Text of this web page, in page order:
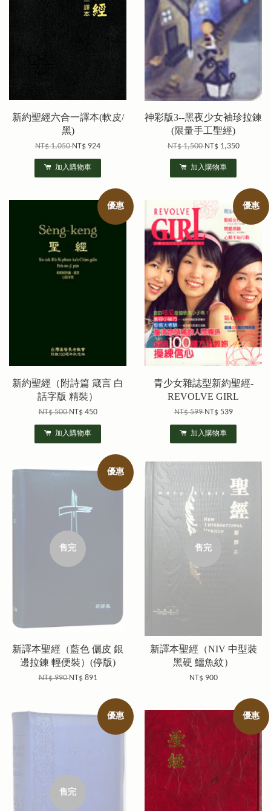
新約聖經六合一譯本(軟皮/
黑)
NT$ 1,050NT$ 924
加入購物車
神彩版3--黑夜少女袖珍拉鍊
(限量手工聖經)
NT$ 1,500NT$ 1,350
加入購物車
優惠
新約聖經（附詩篇 箴言 白
話字版 精裝）
NT$ 500NT$ 450
加入購物車
優惠
青少女雜誌型新約聖經-
REVOLVE GIRL
NT$ 599NT$ 539
加入購物車
優惠
售完
新譯本聖經（藍色 儷皮 銀
邊拉鍊 輕便裝）(停版)
NT$ 990NT$ 891
售完
新譯本聖經（NIV 中型裝
黑硬 鱷魚紋）
NT$ 900
優惠
售完
優惠